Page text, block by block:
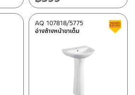
บบขาตั้งเต็ม(10)
บบแขวน
(13)
อ่างล้างหน้าขาเต็ม
AQ 107818/5775